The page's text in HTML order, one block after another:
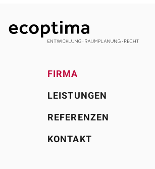
FIRMA
LEISTUNGEN
REFERENZEN
KONTAKT